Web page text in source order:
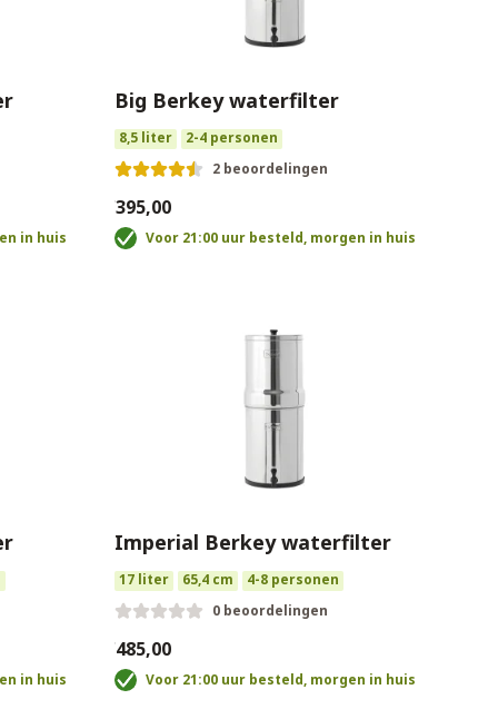
in huis
Big Berkey waterfilter
8,5 liter
2-4 personen
2 beoordelingen
€395,00
Voor 21:00 uur besteld, morgen in huis
in huis
Imperial Berkey waterfilter
17 liter 65,4 cm
4-8 personen
0 beoordelingen
€485,00
Voor 21:00 uur besteld, morgen in huis